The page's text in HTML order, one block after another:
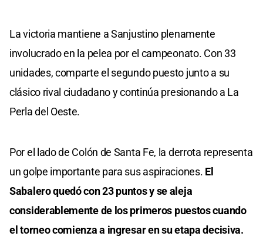
La victoria mantiene a Sanjustino plenamente
involucrado en la pelea por el campeonato. Con 33
unidades, comparte el segundo puesto junto a su
clásico rival ciudadano y continúa presionando a La
Perla del Oeste.
Por el lado de Colón de Santa Fe, la derrota representa
un golpe importante para sus aspiraciones. El
Sabalero quedó con 23 puntos y se aleja
considerablemente de los primeros puestos cuando
el torneo comienza a ingresar en su etapa decisiva.